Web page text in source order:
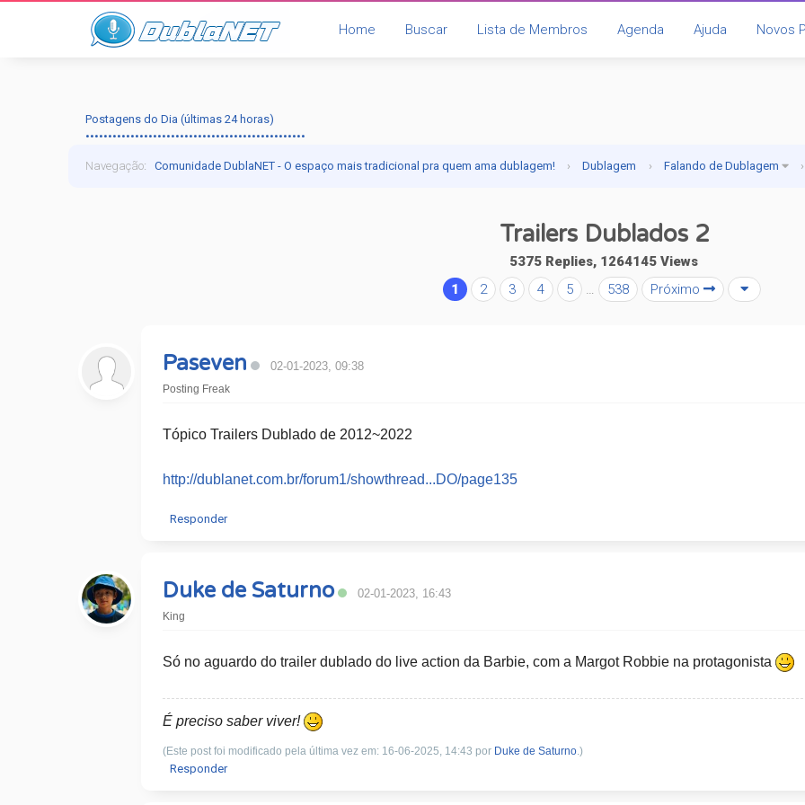
Home Buscar Lista de Membros Agenda Ajuda Novos
Postagens do Dia (últimas 24 horas)
•••••••••••••••••••••••••••••••••••••••••••••••••
Navegação:Comunidade DublaNET - O espaço mais tradicional pra quem ama dublagem! › Dublagem › Falando de Dublagem ›
Trailers Dublados 2
5375 Replies, 1264145 Views
1
2 3 4 5 … 538 Próximo
Paseven 02-01-2023, 09:38
Posting Freak
Tópico Trailers Dublado de 2012~2022
http://dublanet.com.br/forum1/showthread...DO/page135
Responder
Duke de Saturno 02-01-2023, 16:43
King
Só no aguardo do trailer dublado do live action da Barbie, com a Margot Robbie na protagonista
É preciso saber viver!
(Este post foi modificado pela última vez em: 16-06-2025, 14:43 por Duke de Saturno.)
Responder